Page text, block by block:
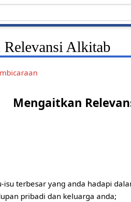
Alkitab
Mengaitkan
isu terbesar yang anda hadapi
pribadi dan keluarga anda;